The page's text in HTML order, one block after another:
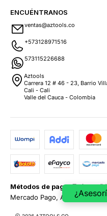
ENCUÉNTRANOS
ventas@aztools.co
+573128971516
573115226688
Aztools
Carrera 12 # 46 - 23, Barrio
Cali - Cali
Valle del Cauca - Colombia
Métodos de pago:Tarjetas
Mercado Pago, Addi y